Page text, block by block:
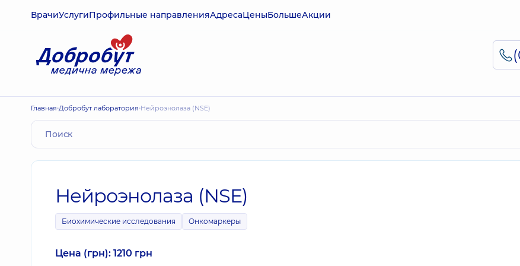
ВрачиУслугиПрофильные направленияАдресаЦеныБольшеАкции
Главная Добробут лаборатория Нейроэнолаза (NSE)
Нейроэнолаза (NSE)
Биохимические исследования Онкомаркеры
Цена (грн): 1210 грн